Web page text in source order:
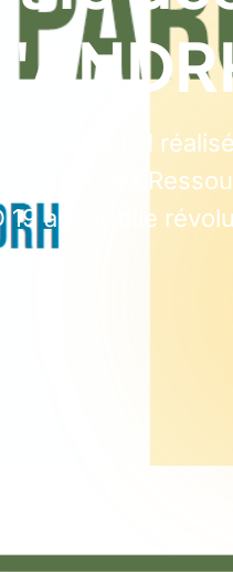
ANDRH
des
aurait-elle